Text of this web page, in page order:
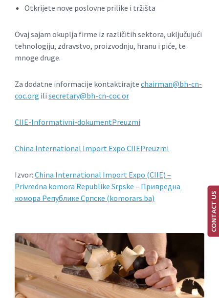
Otkrijete nove poslovne prilike i tržišta
Ovaj sajam okuplja firme iz različitih sektora, uključujući
tehnologiju, zdravstvo, proizvodnju, hranu i piće, te
mnoge druge.
Za dodatne informacije kontaktirajte chairman@bh-cn-
coc.org ili secretary@bh-cn-coc.or
CIIE-Informativni-dokumentPreuzmi
China International Import Expo CIIEPreuzmi
Izvor: China International Import Expo (CIIE) –
Privredna komora Republike Srpske – Привредна
комора Републике Српске (komorars.ba)
CONTACT US